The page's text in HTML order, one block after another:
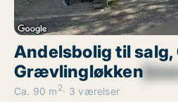
Andelsbolig til salg,
Grævlingløkken
Ca. 90 m 2 3 værelser